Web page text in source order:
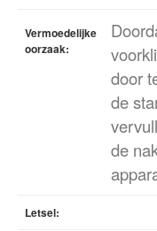
Vermoedelijke
oorzaak:
door
de
de
Letsel: